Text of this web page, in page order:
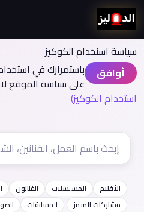
سياسة اسنخدام الكوكيز
أوافق
باستمرارك في
على سياسة الموقع
استخدام الكوكيز)
الأفلام المسلسلات الفنانون
مشاركات الميمز
المسابقات